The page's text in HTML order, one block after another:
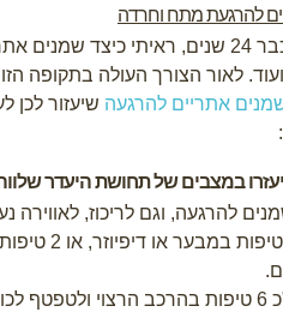
להרגעת מתח וחרדה
כארומתרפיסטית כבר 24 שנים,
ועוד. לאור הצורך העולה בתקופה
אתריים להרגעה שיעזור לכן
:
במצבים של תחושת היעדר
להרגעה, וגם לריכוז,
מים